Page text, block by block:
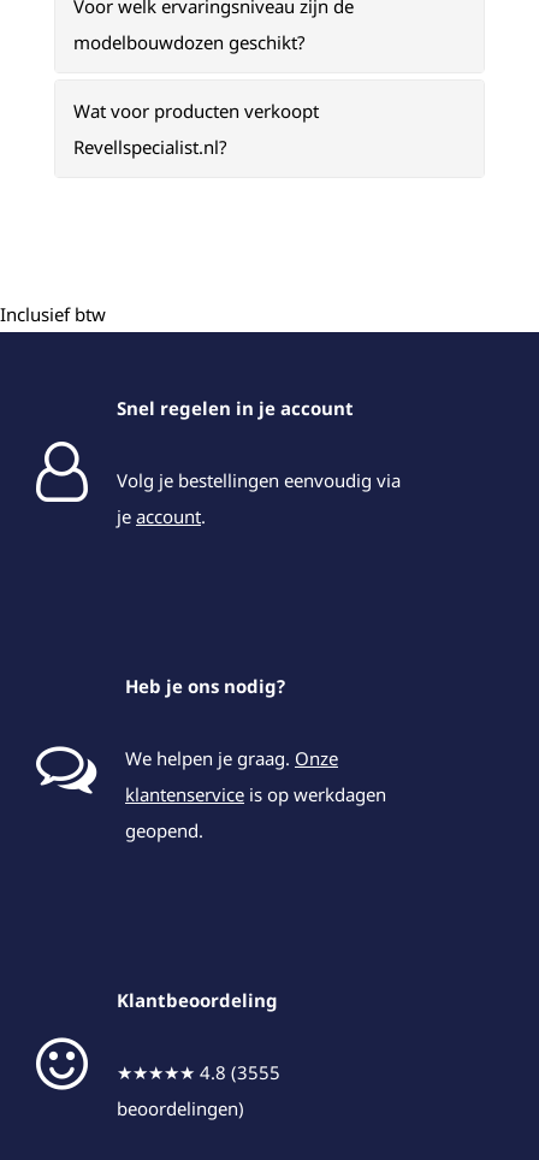
Voor welk ervaringsniveau zijn de
modelbouwdozen geschikt?
Wat voor producten verkoopt
Revellspecialist.nl?
Inclusief btw
Snel regelen in je account
Volg je bestellingen eenvoudig via
je account.
Heb je ons nodig?
We helpen je graag. Onze
klantenservice is op werkdagen
geopend.
Klantbeoordeling
★★★★★ 4.8 (3555
beoordelingen)